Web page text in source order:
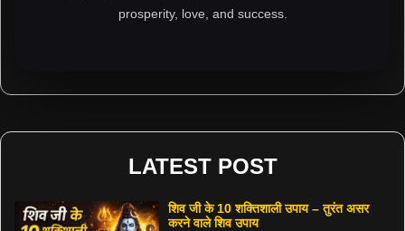
prosperity, love, and success.
LATEST POST
शिव जी के 10 शक्तिशाली उपाय – तुरंत असर
करने वाले शिव उपाय